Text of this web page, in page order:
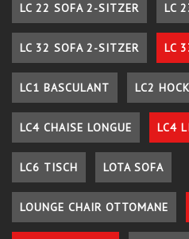
LC 22 SOFA 2-SITZER LC
LC 32 SOFA 2-SITZER LC
LC1 BASCULANT LC2
LC4 CHAISE LONGUE LC4
LC6 TISCH LOTA SOFA
LOUNGE CHAIR OTTOMANE